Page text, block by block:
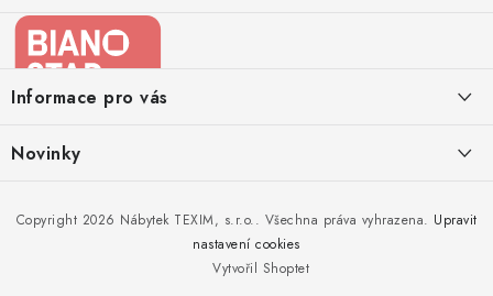
aInformace pro vás
Kontakty
Doprava nábytku k Vám
Novinky
to!
Nakupujte zahradní nábytek i v ziměVytvořil Shoptet
Copyright 2026 Nábytek TEXIM, s.r.o.. Všechna práva vyhrazena. Upravit
nastavení cookies